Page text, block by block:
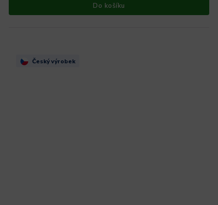
Do košíku
Český výrobek